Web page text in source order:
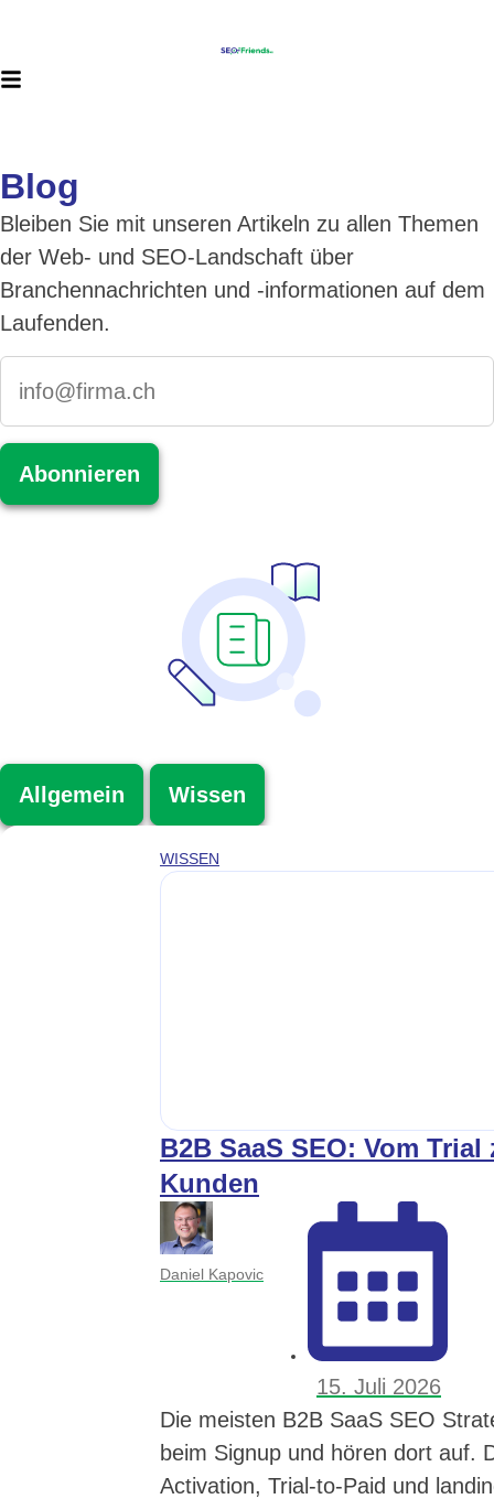
Blog
Bleiben Sie mit unseren Artikeln zu allen Themen
der Web- und SEO-Landschaft über
Branchennachrichten und -informationen auf dem
Laufenden.
Allgemein Wissen
WISSEN
B2B SaaS SEO: Vom
Kunden
Daniel Kapovic
15. Juli 2026
Die meisten B2B SaaS SEO
beim Signup und hören dort auf.
Activation, Trial-to-Paid und